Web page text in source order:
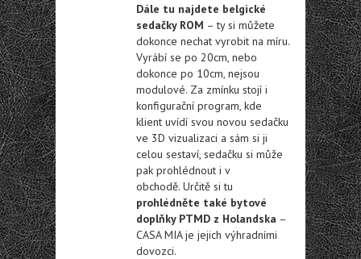
Dále tu najdete belgické
sedačky ROM – ty si můžete
dokonce nechat vyrobit na míru.
Vyrábí se po 20cm, nebo
dokonce po 10cm, nejsou
modulové. Za zmínku stojí i
konfigurační program, kde
klient uvídí svou novou sedačku
ve 3D vizualizaci a sám si ji
celou sestaví, sedačku si může
pak prohlédnout i v
obchodě. Určitě si tu
prohlédněte také bytové
doplňky PTMD z Holandska –
CASA MIA je jejich výhradními
dovozci.